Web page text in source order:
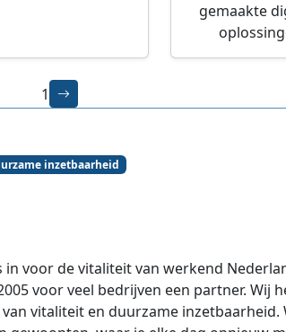
gemaakte
1
inzetbaarheid
voor de vitaliteit van werkend
voor veel bedrijven een partner. Wij
vitaliteit en duurzame inzetbaarheid.